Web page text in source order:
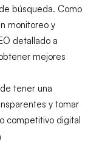
búsqueda. Como
monitoreo y
detallado a
mejores
tener una
y tomar
competitivo digital